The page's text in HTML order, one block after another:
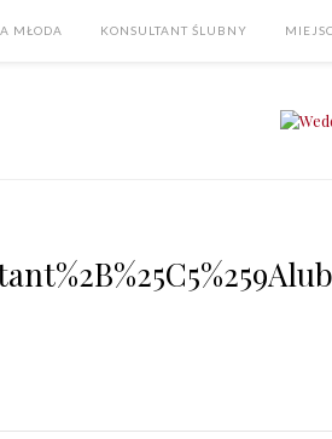
MŁODA KONSULTANT ŚLUBNY